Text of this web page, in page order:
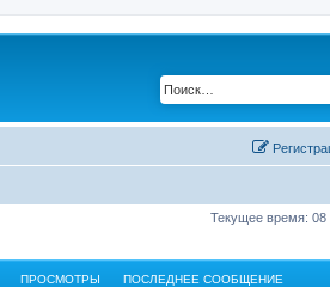
Текущее время: 08
ПРОСМОТРЫ ПОСЛЕДНЕЕ СООБЩЕНИЕ